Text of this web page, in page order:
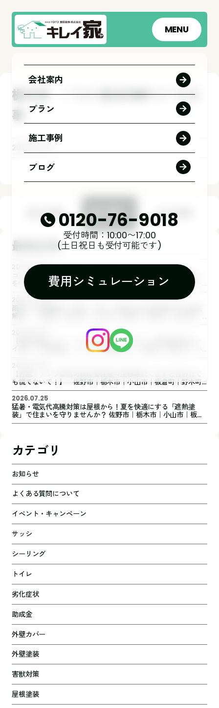
MENU
会社案内
プラン
施工事例
ブログ
0120-76-9018
受付時間：10:00〜17:00
(土日祝日も受付可能です)
費用シミュレーション
栃木市 ﾍﾞﾗﾝﾀﾞ防水FRPﾜﾝﾌﾟﾗｲ工
事
前の記事 一覧へ 次の記事
最新記事
2026.08.07
コウモリ対策は外壁塗装・屋根工事と一緒がおすすめ！住まい
を守るためにできること 佐野市｜栃木市｜小山市｜板倉町｜
野木町｜足利市｜館林市｜創業1973年の屋根外壁リフォーム専
門店 キレイ家
2026.08.05
雨漏りは放置厳禁！原因・症状・修理方法を屋根専門店が徹底
解説｜ 佐野市｜栃木市｜小山市｜板倉町｜野木町｜足利市｜
【屋根点検はドローンだけで本当に大丈夫？】屋根専門店キレ
イ家が「目視調査」にこだわる理由とは 佐野市｜栃木市｜小
も慌てないで！】 佐野市｜栃木市｜小山市｜板倉町｜野木町
｜足利市｜館林市｜創業1973年の屋根外壁リフォーム専門店
キレイ家
2026.07.25
猛暑・電気代高騰対策は屋根から！夏を快適にする「遮熱塗
装」で住まいを守りませんか？ 佐野市｜栃木市｜小山市｜板倉
町｜野木町｜足利市｜館林市｜桐生市 創業1973年の屋根外壁
カテゴリ
お知らせ
よくある質問について
イベント・キャンペーン
サッシ
シーリング
トイレ
劣化症状
助成金
外壁カバー
外壁塗装
害獣対策
屋根塗装